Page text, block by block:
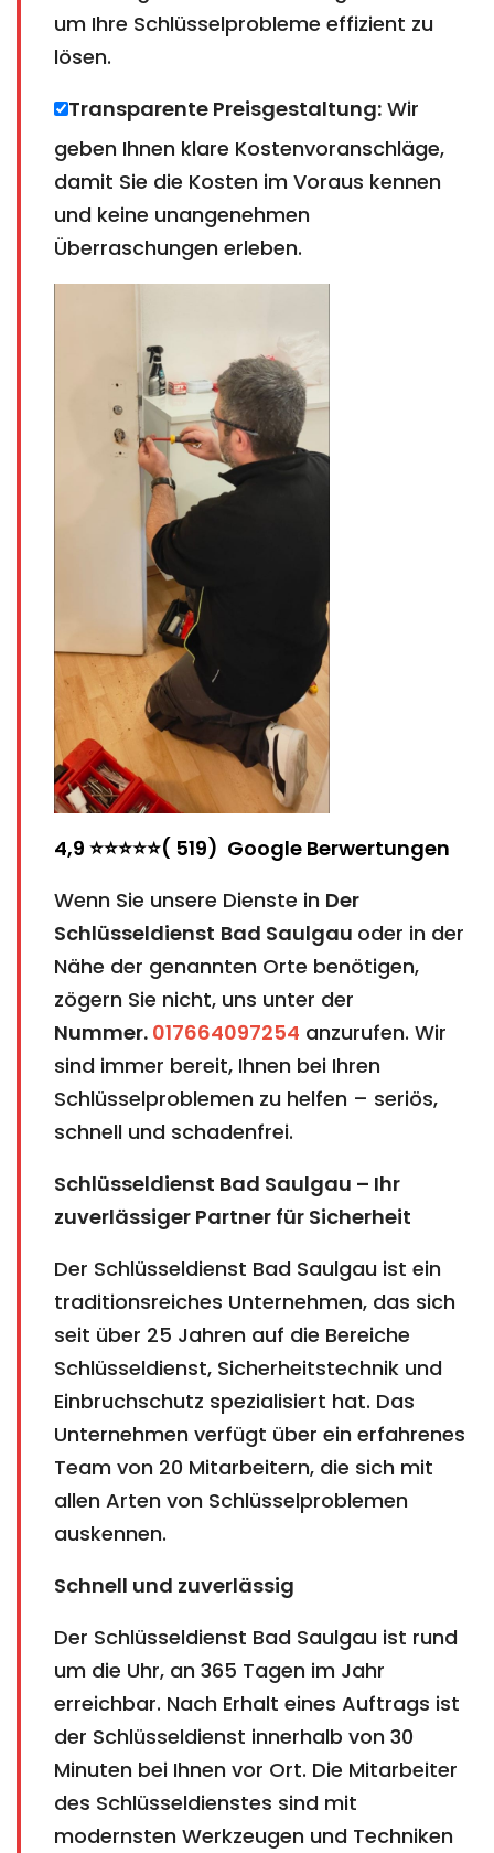
um Ihre Schlüsselprobleme effizient zu
lösen.
Transparente Preisgestaltung: Wir
geben Ihnen klare Kostenvoranschläge,
damit Sie die Kosten im Voraus kennen
und keine unangenehmen
Überraschungen erleben.
4,9 ⭐⭐⭐⭐⭐( 519) Google Berwertungen
Wenn Sie unsere Dienste in Der
Schlüsseldienst Bad Saulgau​​​​​​​​​​​​​​ oder in der
Nähe der genannten Orte benötigen,
zögern Sie nicht, uns unter der
Nummer. 017664097254 anzurufen. Wir
sind immer bereit, Ihnen bei Ihren
Schlüsselproblemen zu helfen – seriös,
schnell und schadenfrei.
Schlüsseldienst Bad Saulgau – Ihr
zuverlässiger Partner für Sicherheit
Der Schlüsseldienst Bad Saulgau ist ein
traditionsreiches Unternehmen, das sich
seit über 25 Jahren auf die Bereiche
Schlüsseldienst, Sicherheitstechnik und
Einbruchschutz spezialisiert hat. Das
Unternehmen verfügt über ein erfahrenes
Team von 20 Mitarbeitern, die sich mit
allen Arten von Schlüsselproblemen
auskennen.
Schnell und zuverlässig
Der Schlüsseldienst Bad Saulgau ist rund
um die Uhr, an 365 Tagen im Jahr
erreichbar. Nach Erhalt eines Auftrags ist
der Schlüsseldienst innerhalb von 30
Minuten bei Ihnen vor Ort. Die Mitarbeiter
des Schlüsseldienstes sind mit
modernsten Werkzeugen und Techniken